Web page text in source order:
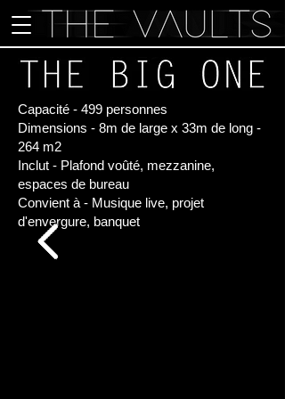
Capacité - 499 personnes
Dimensions - 8m de large x 33m de long -
264 m2
Inclut - Plafond voûté, mezzanine,
espaces de bureau
Convient à - Musique live, projet
d'envergure, banquet